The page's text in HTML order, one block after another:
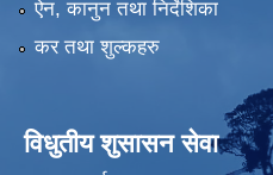
ऐन, कानुन तथा निर्देशिका
कर तथा शुल्कहरु
विधुतीय शुसासन सेवा